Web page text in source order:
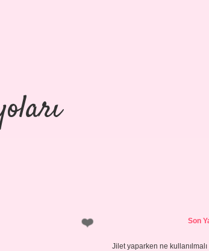
SidebarSon
Jilet yaparken ne kullanılmalı